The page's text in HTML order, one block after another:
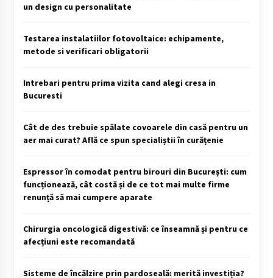
un design cu personalitate
Testarea instalatiilor fotovoltaice: echipamente,
metode si verificari obligatorii
Intrebari pentru prima vizita cand alegi cresa in
Bucuresti
Cât de des trebuie spălate covoarele din casă pentru un
aer mai curat? Află ce spun specialiștii în curățenie
Espressor în comodat pentru birouri din București: cum
funcționează, cât costă și de ce tot mai multe firme
renunță să mai cumpere aparate
Chirurgia oncologică digestivă: ce înseamnă și pentru ce
afecțiuni este recomandată
Sisteme de încălzire prin pardoseală: merită investiția?